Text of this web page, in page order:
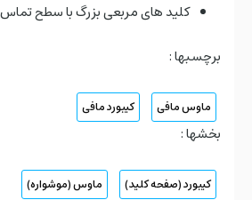
کلید های مربعی بزرگ با سطح تماس
برچسبها :
ماوس مافی کیبورد مافی
بخشها :
کیبورد (صفحه کلید) ماوس (موشواره)